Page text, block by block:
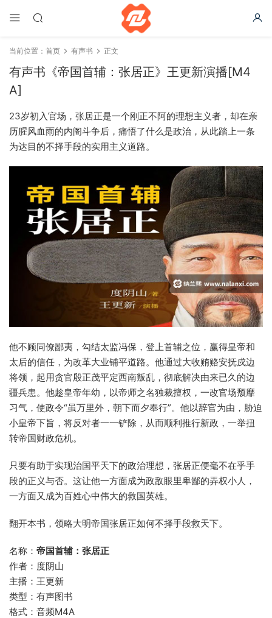
当前位置： 首页 有声书 正文
有声书《帝国首辅：张居正》王更新演播[M4
A]
23岁初入官场，张居正是一个刚正不阿的理想主义者，却在亲
历腥风血雨的内阁斗争后，痛悟了什么是政治，从此踏上一条
为达目的不择手段的实用主义道路。
他不顾同僚鄙夷，勾结太监冯保，登上首辅之位，赢得皇帝和
太后的信任，为改革大业铺平道路。他通过大收贿赂安抚戍边
将领，起用贪官殷正茂平定西南叛乱，彻底解决由来已久的边
疆兵患。他趁皇帝年幼，以帝师之名独裁擅权，一改官场颓靡
习气，使政令“虽万里外，朝下而夕奉行”。他以辞官为由，胁迫
小皇帝下旨，将反对者一一铲除，从而顺利推行新政，一举扭
转帝国财政危机。
只要有助于实现治国平天下的政治理想，张居正便毫不在乎手
段的正义与否。这让他一方面成为政敌眼里卑鄙的弄权小人，
一方面又成为百姓心中伟大的救国英雄。
翻开本书，领略大明帝国张居正如何不择手段救天下。
名称： 帝国首辅：张居正
作者：度阴山
主播：王更新
类型：有声图书
格式：音频M4A